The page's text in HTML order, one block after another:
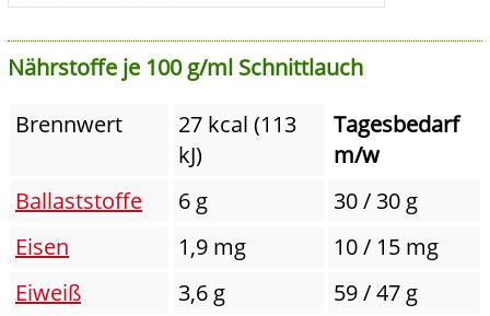
Nährstoffe je 100 g/ml Schnittlauch
Brennwert
27 kcal (113
kJ)
Tagesbedarf
m/w
Ballaststoffe
6 g
30 / 30 g
Eisen
1,9 mg
10 / 15 mg
Eiweiß
3,6 g
59 / 47 g